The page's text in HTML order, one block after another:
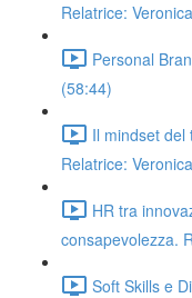
Relatrice:
Personal
(58:44)
Il mindset del
Relatrice:
HR tra
consapevolezza.
Soft Skills e